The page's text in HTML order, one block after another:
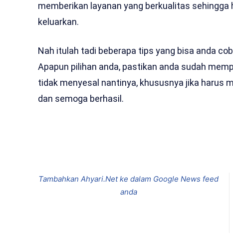
memberikan layanan yang berkualitas
keluarkan.
Nah itulah tadi beberapa tips yang bisa anda
Apapun pilihan anda, pastikan anda sudah
tidak menyesal nantinya, khususnya jika harus
dan semoga berhasil.
Tambahkan Ahyari.Net ke dalam Google News feed
anda